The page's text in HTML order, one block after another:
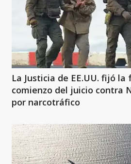
La Justicia de EE.UU. fijó la
comienzo del juicio contra
por narcotráfico